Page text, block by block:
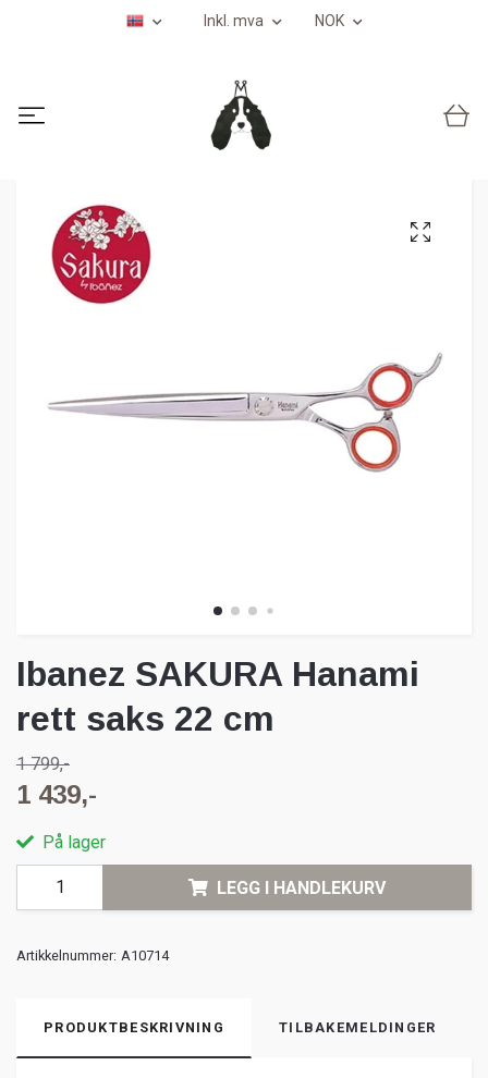
Inkl. mva NOK
Ibanez SAKURA Hanami
rett saks 22 cm
1 799,-
1 439,-
På lager
LEGG I HANDLEKURV
Artikkelnummer: A10714
PRODUKTBESKRIVNING TILBAKEMELDINGER